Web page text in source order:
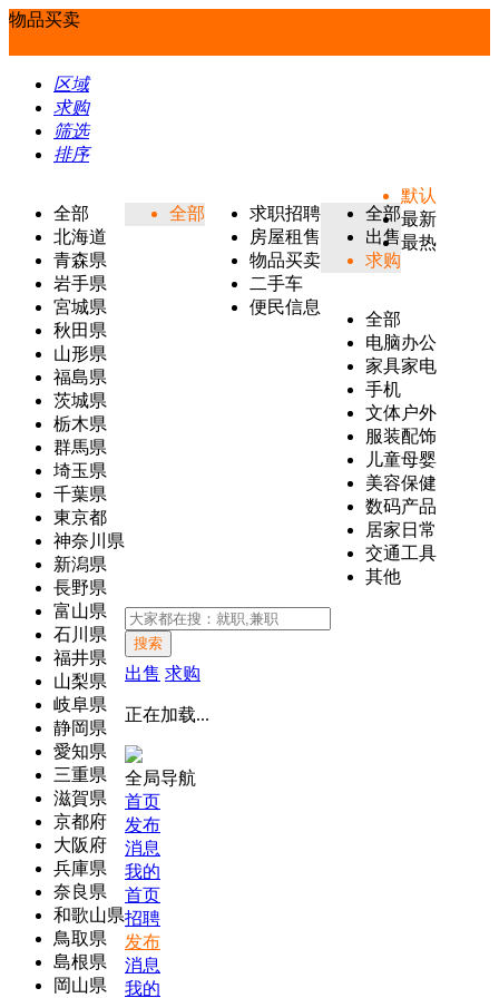
物品买卖
区域
求购
筛选
排序
全部
北海道
青森県
岩手県
宮城県
秋田県
山形県
福島県
茨城県
栃木県
群馬県
埼玉県
千葉県
東京都
神奈川県
新潟県
長野県
富山県
石川県
福井県
山梨県
岐阜県
静岡県
愛知県
三重県
滋賀県
京都府
大阪府
兵庫県
奈良県
和歌山県
鳥取県
島根県
岡山県
全部
求职招聘
房屋租售
物品买卖
二手车
便民信息
全部
出售
求购
全部
电脑办公
家具家电
手机
文体户外
服装配饰
儿童母婴
美容保健
数码产品
居家日常
交通工具
其他
默认
最新
最热
搜索
出售 求购
正在加载...
全局导航
首页
发布
消息
我的
首页
招聘
发布
消息
我的